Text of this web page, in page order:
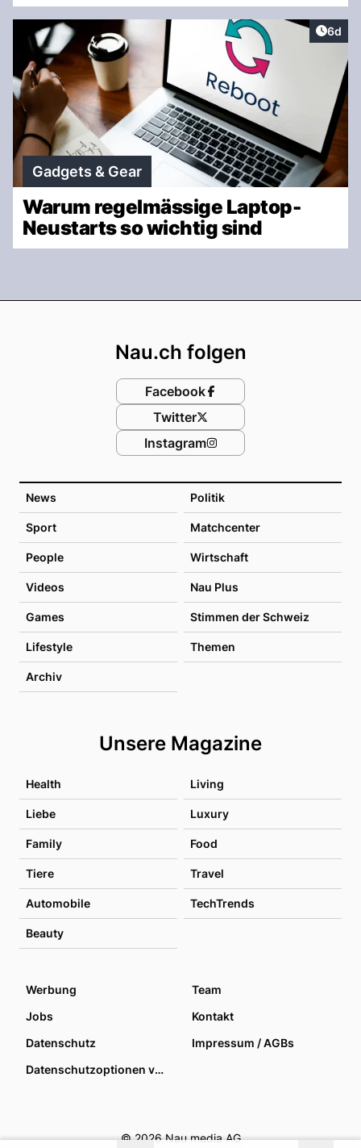
6d
Gadgets & Gear
Warum regelmässige Laptop-
Neustarts so wichtig sind
News Politik
Sport Matchcenter
People Wirtschaft
Videos Nau Plus
Games Stimmen der Schweiz
Lifestyle Themen
Archiv
Unsere Magazine
Health Living
Liebe Luxury
Family Food
Tiere Travel
Automobile TechTrends
Beauty
Nau.ch folgen
Facebook
Twitter
Instagram
Werbung
Team
Jobs
Kontakt
Datenschutz
Impressum / AGBs
Datenschutzoptionen verwalten
© 2026 Nau media AG